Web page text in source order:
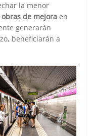
la menor
obras de mejora en
generarán
beneficiarán a